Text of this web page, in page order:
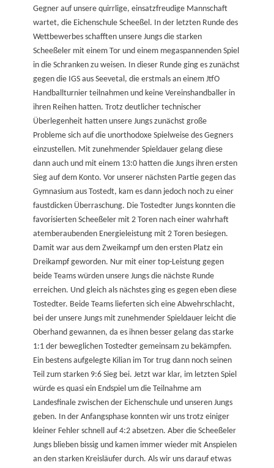
Gegner auf unsere quirrlige, einsatzfreudige Mannschaft
wartet, die Eichenschule Scheeßel. In der letzten Runde des
Wettbewerbes schafften unsere Jungs die starken
Scheeßeler mit einem Tor und einem megaspannenden Spiel
in die Schranken zu weisen. In dieser Runde ging es zunächst
gegen die IGS aus Seevetal, die erstmals an einem JtfO
Handballturnier teilnahmen und keine Vereinshandballer in
ihren Reihen hatten. Trotz deutlicher technischer
Überlegenheit hatten unsere Jungs zunächst große
Probleme sich auf die unorthodoxe Spielweise des Gegners
einzustellen. Mit zunehmender Spieldauer gelang diese
dann auch und mit einem 13:0 hatten die Jungs ihren ersten
Sieg auf dem Konto. Vor unserer nächsten Partie gegen das
Gymnasium aus Tostedt, kam es dann jedoch noch zu einer
faustdicken Überraschung. Die Tostedter Jungs konnten die
favorisierten Scheeßeler mit 2 Toren nach einer wahrhaft
atemberaubenden Energieleistung mit 2 Toren besiegen.
Damit war aus dem Zweikampf um den ersten Platz ein
Dreikampf geworden. Nur mit einer top-Leistung gegen
beide Teams würden unsere Jungs die nächste Runde
erreichen. Und gleich als nächstes ging es gegen eben diese
Tostedter. Beide Teams lieferten sich eine Abwehrschlacht,
bei der unsere Jungs mit zunehmender Spieldauer leicht die
Oberhand gewannen, da es ihnen besser gelang das starke
1:1 der beweglichen Tostedter gemeinsam zu bekämpfen.
Ein bestens aufgelegte Kilian im Tor trug dann noch seinen
Teil zum starken 9:6 Sieg bei. Jetzt war klar, im letzten Spiel
würde es quasi ein Endspiel um die Teilnahme am
Landesfinale zwischen der Eichenschule und unseren Jungs
geben. In der Anfangsphase konnten wir uns trotz einiger
kleiner Fehler schnell auf 4:2 absetzen. Aber die Scheeßeler
Jungs blieben bissig und kamen immer wieder mit Anspielen
an den starken Kreisläufer durch. Als wir uns darauf etwas